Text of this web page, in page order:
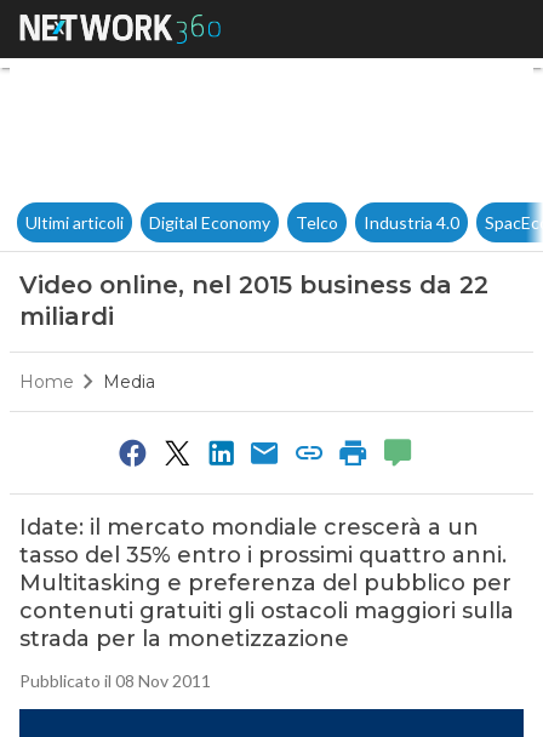
Video online, nel 2015
Ultimi articoli Digital Economy Telco Industria 4.0
Video online, nel 2015 business da 22
miliardi
Home Media
Idate: il mercato mondiale crescerà a un
tasso del 35% entro i prossimi quattro anni.
Multitasking e preferenza del pubblico per
contenuti gratuiti gli ostacoli maggiori sulla
strada per la monetizzazione
Pubblicato il 08 Nov 2011